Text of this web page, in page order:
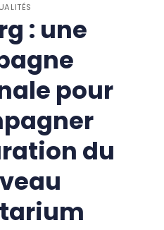
: une
pour
du